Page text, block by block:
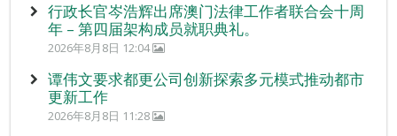
行政长官岑浩辉出席澳门法律工作者联合会十周
年 – 第四届架构成员就职典礼。
2026年8月8日 12:04
谭伟文要求都更公司创新探索多元模式推动都市
更新工作
2026年8月8日 11:28